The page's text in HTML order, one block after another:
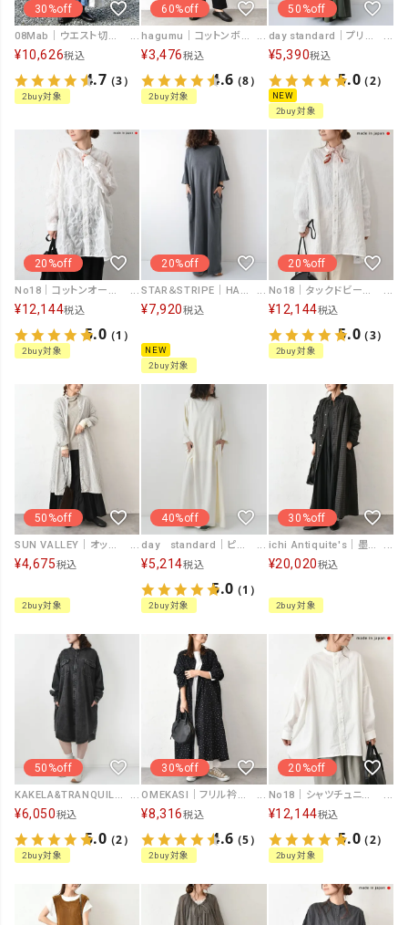
30%off
08Mab｜ウエスト切替ワンピース [[CF-225HF1121]][C]
¥10,626税込
4.7（3）
2buy対象
60%off
hagumu｜コットンボイルシャツチュニック [[HI-202606]][C]
¥3,476税込
4.6（8）
2buy対象
50%off
day standard｜プリントキャミOP [[A261039-28]][D]
¥5,390税込
5.0（2）
NEW
2buy対象
20%off
No18｜コットンオーガンジーリップルシャツチュニック [[CE1TN260107D]][C]
¥12,144税込
5.0（1）
2buy対象
20%off
STAR＆STRIPE｜HALF SLEEVE ONEPIECE [[SSMD-207]][D]
¥7,920税込
NEW
2buy対象
20%off
No18｜タックドビーシャツチュニック [[CE1TN260107]][C]
¥12,144税込
5.0（3）
2buy対象
50%off
¥4,675税込
2buy対象
40%off
day standard｜ピグメント加工 カットワンピース [[d-c-006]][D]
¥5,214税込
5.0（1）
2buy対象
30%off
¥20,020税込
2buy対象
50%off
KAKELA&TRANQUIL｜Back 刺繍ロゴワンピース [[12505-257-20]][D]
¥6,050税込
5.0（2）
2buy対象
30%off
OMEKASI｜フリル衿前開きワンピース [[hag-168]][C]
¥8,316税込
4.6（5）
2buy対象
20%off
No18｜シャツチュニック [[CE1TN250104B]][C]
¥12,144税込
5.0（2）
2buy対象